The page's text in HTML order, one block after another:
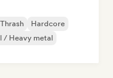
Hardcore
/ Heavy metal